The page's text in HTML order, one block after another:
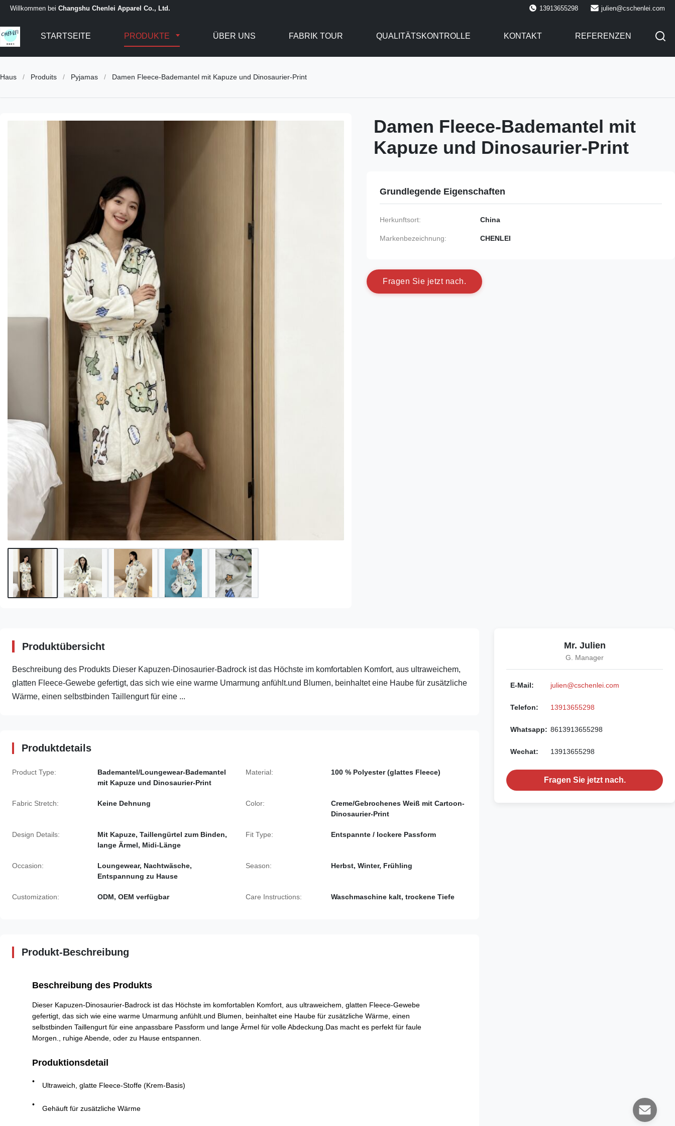
Willkommen bei Changshu Chenlei Apparel Co., Ltd. 13913655298 julien@cschenlei.com
STARTSEITE PRODUKTE ÜBER UNS FABRIK TOUR QUALITÄTSKONTROLLE KONTAKT REFERENZEN
Haus / Produits / Pyjamas / Damen Fleece-Bademantel mit Kapuze und Dinosaurier-Print
Damen Fleece-Bademantel mit
Kapuze und Dinosaurier-Print
Grundlegende Eigenschaften
Herkunftsort: China
Markenbezeichnung: CHENLEI
Fragen Sie jetzt nach.
Produktübersicht
Beschreibung des Produkts Dieser Kapuzen-Dinosaurier-Badrock ist das Höchste im komfortablen Komfort, aus ultraweichem,
glatten Fleece-Gewebe gefertigt, das sich wie eine warme Umarmung anfühlt.und Blumen, beinhaltet eine Haube für zusätzliche
Wärme, einen selbstbinden Taillengurt für eine ...
Produktdetails
Product Type:
Bademantel/Loungewear-Bademantel
mit Kapuze und Dinosaurier-Print
Material: 100 % Polyester (glattes Fleece)
Fabric Stretch: Keine Dehnung Color:
Creme/Gebrochenes Weiß mit Cartoon-
Dinosaurier-Print
Design Details:
Mit Kapuze, Taillengürtel zum Binden,
lange Ärmel, Midi-Länge
Fit Type: Entspannte / lockere Passform
Occasion:
Loungewear, Nachtwäsche,
Entspannung zu Hause
Season: Herbst, Winter, Frühling
Customization: ODM, OEM verfügbar Care Instructions: Waschmaschine kalt, trockene Tiefe
Produkt-Beschreibung
Beschreibung des Produkts
Dieser Kapuzen-Dinosaurier-Badrock ist das Höchste im komfortablen Komfort, aus ultraweichem, glatten Fleece-Gewebe
gefertigt, das sich wie eine warme Umarmung anfühlt.und Blumen, beinhaltet eine Haube für zusätzliche Wärme, einen
selbstbinden Taillengurt für eine anpassbare Passform und lange Ärmel für volle Abdeckung.Das macht es perfekt für faule
Morgen., ruhige Abende, oder zu Hause entspannen.
Produktionsdetail
Ultraweich, glatte Fleece-Stoffe (Krem-Basis)
Gehäuft für zusätzliche Wärme
Mr. Julien
G. Manager
E-Mail: julien@cschenlei.com
Telefon: 13913655298
Whatsapp: 8613913655298
Wechat: 13913655298
Fragen Sie jetzt nach.